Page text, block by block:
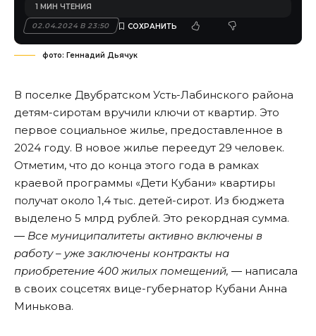
02.04.2024 В 23:50
1 МИН ЧТЕНИЯ
фото: Геннадий Дьячук
В поселке Двубратском Усть-Лабинского района
детям-сиротам вручили ключи от квартир. Это
первое социальное жилье, предоставленное в
2024 году. В новое жилье переедут 29 человек.
Отметим, что до конца этого года в рамках
краевой программы «Дети Кубани» квартиры
получат около 1,4 тыс. детей-сирот. Из бюджета
выделено 5 млрд рублей. Это рекордная сумма.
― Все муниципалитеты активно включены в
работу – уже заключены контракты на
приобретение 400 жилых помещений, ― написала
в своих соцсетях вице-губернатор Кубани Анна
Минькова.